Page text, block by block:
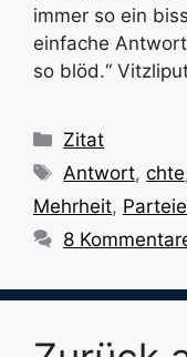
immer so ein
einfache
so blöd.“
Kategorien
Zitat
Schlagwörter
Antwort,chte
Mehrheit,
8